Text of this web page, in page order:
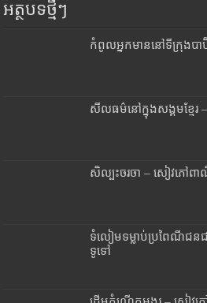
អត្ថបទថ្មីៗ
កំពូលអ្នកមាននៅទីក្រុងប
សីលធម៌នៅក្នុងសង្គមខ្មែ
សិល្បះចរចា – សៀវភៅពា
ទំលៀមទម្លាប់ប្រពៃណីជន
ទូទៅ